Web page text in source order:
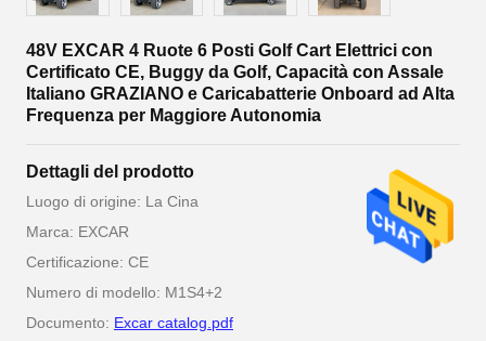
48V EXCAR 4 Ruote 6 Posti Golf Cart Elettrici con
Certificato CE, Buggy da Golf, Capacità con Assale
Italiano GRAZIANO e Caricabatterie Onboard ad Alta
Frequenza per Maggiore Autonomia
Dettagli del prodotto
Luogo di origine: La Cina
Marca: EXCAR
Certificazione: CE
Numero di modello: M1S4+2
Documento: Excar catalog.pdf